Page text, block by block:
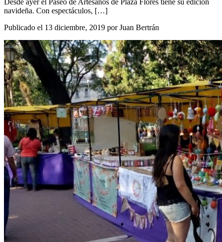
navideña. Con espectáculos, […]
Publicado el 13 diciembre, 2019 por Juan Bertrán